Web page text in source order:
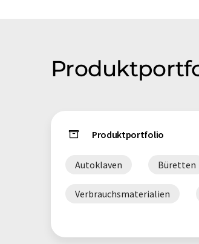
Produktportfolio
Autoklaven Büretten
Verbrauchsmaterialien